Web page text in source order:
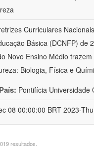
Curriculares
Básica (DCNFP) de
Novo Ensino Médio
Biologia, Física e
Pontifícia Universidade
08 00:00:00 BRT 2023-
resultados.